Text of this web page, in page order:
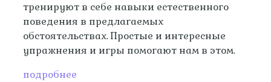
тренируют в себе навыки естественного
поведения в предлагаемых
обстоятельствах. Простые и интересные
упражнения и игры помогают нам в этом.
подробнее